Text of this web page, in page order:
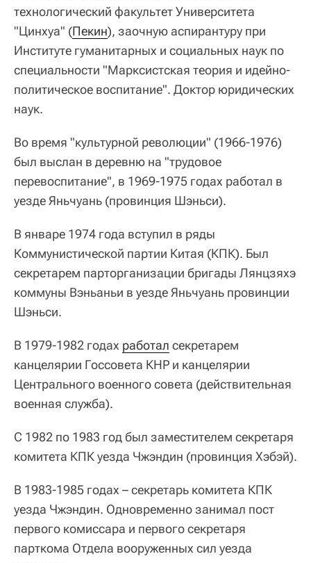
технологический факультет Университета
"Цинхуа" (Пекин), заочную аспирантуру при
Институте гуманитарных и социальных наук по
специальности "Марксистская теория и идейно-
политическое воспитание". Доктор юридических
наук.
Во время "культурной революции" (1966-1976)
был выслан в деревню на "трудовое
перевоспитание", в 1969-1975 годах работал в
уезде Яньчуань (провинция Шэньси).
В январе 1974 года вступил в ряды
Коммунистической партии Китая (КПК). Был
секретарем парторганизации бригады Лянцзяхэ
коммуны Вэньаньи в уезде Яньчуань провинции
Шэньси.
В 1979-1982 годах работал секретарем
канцелярии Госсовета КНР и канцелярии
Центрального военного совета (действительная
военная служба).
С 1982 по 1983 год был заместителем секретаря
комитета КПК уезда Чжэндин (провинция Хэбэй).
В 1983-1985 годах – секретарь комитета КПК
уезда Чжэндин. Одновременно занимал пост
первого комиссара и первого секретаря
парткома Отдела вооруженных сил уезда